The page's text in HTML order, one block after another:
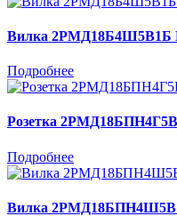
Вилка 2РМД18Б4Ш5В1Б
Подробнее
Розетка
Подробнее
Вилка